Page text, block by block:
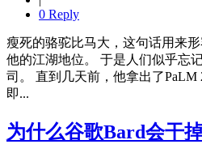
0 Reply
瘦死的骆驼比马大，这句话用来
他的江湖地位。 于是人们似乎忘
司。 直到几天前，他拿出了
即...
为什么谷歌Bard会干